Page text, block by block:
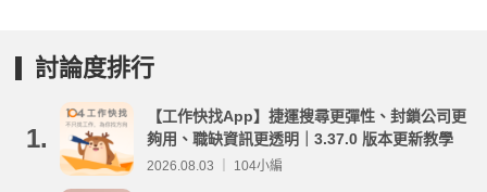
討論度排行
1.
【工作快找App】捷運搜尋更彈性、封鎖公司更
夠用、職缺資訊更透明｜3.37.0 版本更新教學
2026.08.03 ｜ 104小編